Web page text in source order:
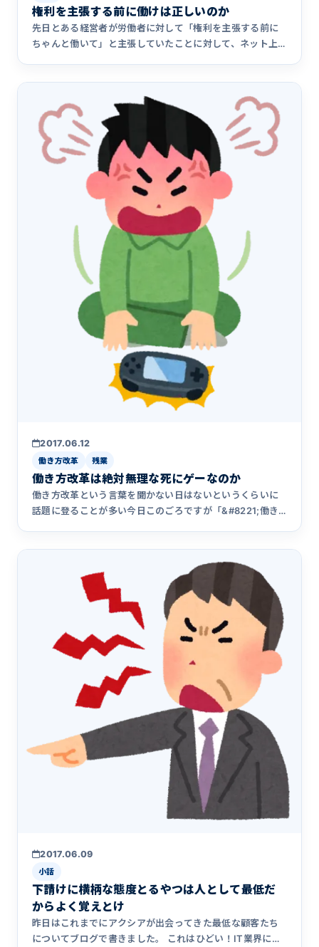
権利を主張する前に働けは正しいのか
先日とある経営者が労働者に対して「権利を主張する前に
ちゃんと働いて」と主張していたことに対して、ネット上
2017.06.12
働き方改革 残業
働き方改革は絶対無理な死にゲーなのか
働き方改革という言葉を聞かない日はないというくらいに
話題に登ることが多い今日このごろですが「&#8221;働き
2017.06.09
小話
下請けに横柄な態度とるやつは人として最低だ
からよく覚えとけ
昨日はこれまでにアクシアが出会ってきた最低な顧客たち
についてブログで書きました。 これはひどい！IT業界に巣